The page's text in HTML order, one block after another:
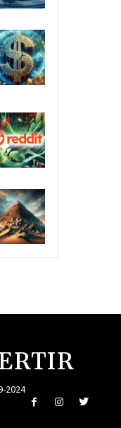
2024